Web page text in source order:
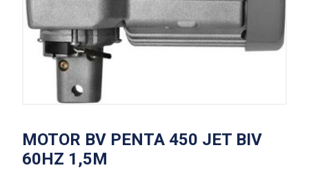
MOTOR BV PENTA 450 JET BIV
60HZ 1,5M